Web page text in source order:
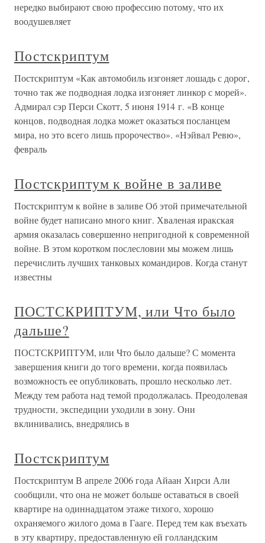
нередко выбирают свою профессию потому, что их
воодушевляет
Постскриптум
Постскриптум «Как автомобиль изгоняет лошадь с дорог,
точно так же подводная лодка изгоняет линкор с морей».
Адмирал сэр Перси Скотт, 5 июня 1914 г. «В конце
концов, подводная лодка может оказаться посланцем
мира, но это всего лишь пророчество». «Нэйвал Ревю»,
февраль
Постскриптум к войне в заливе
Постскриптум к войне в заливе Об этой примечательной
войне будет написано много книг. Хваленая иракская
армия оказалась совершенно непригодной к современной
войне. В этом коротком послесловии мы можем лишь
перечислить лучших танковых командиров. Когда станут
известны
ПОСТСКРИПТУМ, или Что было
дальше?
ПОСТСКРИПТУМ, или Что было дальше? С момента
завершения книги до того времени, когда появилась
возможность ее опубликовать, прошло несколько лет.
Между тем работа над темой продолжалась. Преодолевая
трудности, экспедиции уходили в зону. Они
вклинивались, внедрялись в
Постскриптум
Постскриптум В апреле 2006 года Айаан Хирси Али
сообщили, что она не может больше оставаться в своей
квартире на одиннадцатом этаже тихого, хорошо
охраняемого жилого дома в Гааге. Перед тем как въехать
в эту квартиру, предоставленную ей голландским